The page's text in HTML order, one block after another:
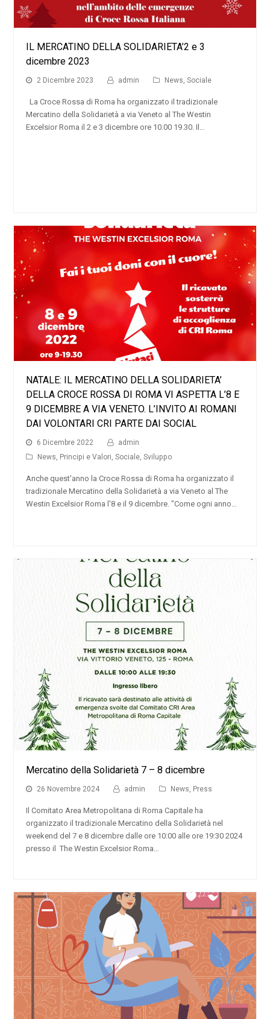
IL MERCATINO DELLA SOLIDARIETA’2 e 3
dicembre 2023
2 Dicembre 2023 admin News, Sociale
La Croce Rossa di Roma ha organizzato il tradizionale
Mercatino della Solidarietà a via Veneto al The Westin
Excelsior Roma il 2 e 3 dicembre ore 10.00 19.30. Il…
NATALE: IL MERCATINO DELLA SOLIDARIETA’
DELLA CROCE ROSSA DI ROMA VI ASPETTA L’8 E
9 DICEMBRE A VIA VENETO. L’INVITO AI ROMANI
DAI VOLONTARI CRI PARTE DAI SOCIAL
6 Dicembre 2022
admin
News, Principi e Valori, Sociale, Sviluppo
Anche quest'anno la Croce Rossa di Roma ha organizzato il
tradizionale Mercatino della Solidarietà a via Veneto al The
Westin Excelsior Roma l'8 e il 9 dicembre. "Come ogni anno…
Mercatino della Solidarietà 7 – 8 dicembre
26 Novembre 2024 admin News Press
Il Comitato Area Metropolitana di Roma Capitale ha
organizzato il tradizionale Mercatino della Solidarietà nel
weekend del 7 e 8 dicembre dalle ore 10:00 alle ore 19:30 2024
presso il The Westin Excelsior Roma…